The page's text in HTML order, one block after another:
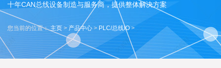
十年CAN总线设备制造与服务商，提供整体解决方案
您当前的位置：主页 > 产品中心 > PLC/总线IO>